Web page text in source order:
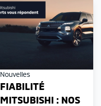
Nouvelles
FIABILITÉ
MITSUBISHI : NOS